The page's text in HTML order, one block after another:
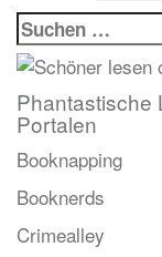
Suchen
nach:
Phantastische
Portalen
Booknapping
Booknerds
Crimealley